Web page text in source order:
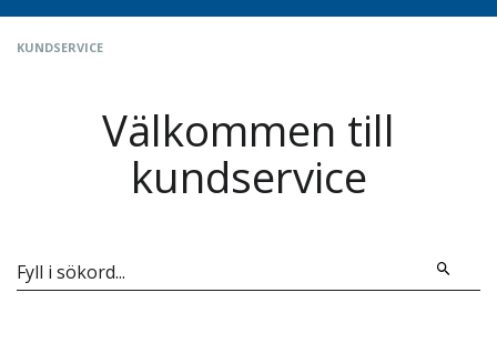
KUNDSERVICE
Välkommen till
kundservice
Fyll i sökord...